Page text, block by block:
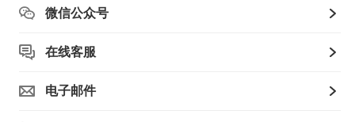
微信公众号
在线客服
电子邮件